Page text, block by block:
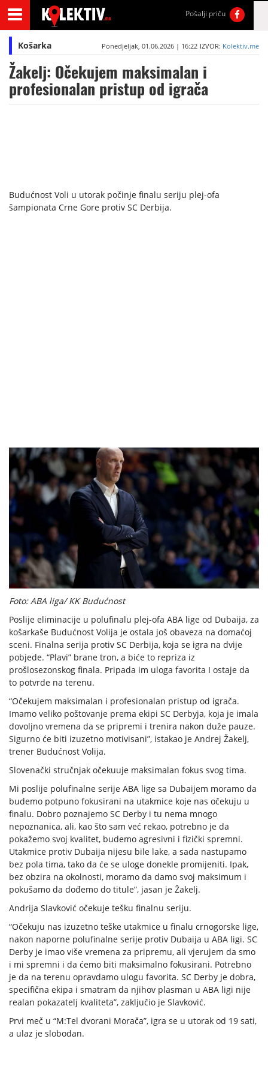
Pošalji priču
Košarka Ponedjeljak, 01.06.2026 | 16:22 IZVOR: Kolektiv.me
Žakelj: Očekujem maksimalan i
profesionalan pristup od igrača
Budućnost Voli u utorak počinje finalu seriju plej-ofa
šampionata Crne Gore protiv SC Derbija.
Foto: ABA liga/ KK Budućnost
Poslije eliminacije u polufinalu plej-ofa ABA lige od Dubaija, za
košarkaše Budućnost Volija je ostala još obaveza na domaćoj
sceni. Finalna serija protiv SC Derbija, koja se igra na dvije
pobjede. “Plavi” brane tron, a biće to repriza iz
prošlosezonskog finala. Pripada im uloga favorita I ostaje da
to potvrde na terenu.
“Očekujem maksimalan i profesionalan pristup od igrača.
Imamo veliko poštovanje prema ekipi SC Derbyja, koja je imala
dovoljno vremena da se pripremi i trenira nakon duže pauze.
Sigurno će biti izuzetno motivisani”, istakao je Andrej Žakelj,
trener Budućnost Volija.
Slovenački stručnjak očekuuje maksimalan fokus svog tima.
Mi poslije polufinalne serije ABA lige sa Dubaijem moramo da
budemo potpuno fokusirani na utakmice koje nas očekuju u
finalu. Dobro poznajemo SC Derby i tu nema mnogo
nepoznanica, ali, kao što sam već rekao, potrebno je da
pokažemo svoj kvalitet, budemo agresivni i fizički spremni.
Utakmice protiv Dubaija nijesu bile lake, a sada nastupamo
bez pola tima, tako da će se uloge donekle promijeniti. Ipak,
bez obzira na okolnosti, moramo da damo svoj maksimum i
pokušamo da dođemo do titule”, jasan je Žakelj.
Andrija Slavković očekuje tešku finalnu seriju.
“Očekuju nas izuzetno teške utakmice u finalu crnogorske lige,
nakon naporne polufinalne serije protiv Dubaija u ABA ligi. SC
Derby je imao više vremena za pripremu, ali vjerujem da smo
i mi spremni i da ćemo biti maksimalno fokusirani. Potrebno
je da na terenu opravdamo ulogu favorita. SC Derby je dobra,
specifična ekipa i smatram da njihov plasman u ABA ligi nije
realan pokazatelj kvaliteta”, zaključio je Slavković.
Prvi meč u “M:Tel dvorani Morača”, igra se u utorak od 19 sati,
a ulaz je slobodan.